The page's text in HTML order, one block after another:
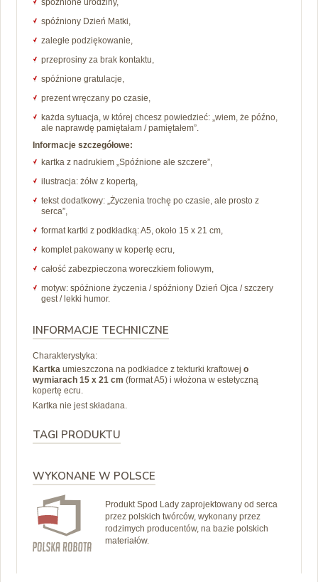
spóźnione urodziny,
spóźniony Dzień Matki,
zaległe podziękowanie,
przeprosiny za brak kontaktu,
spóźnione gratulacje,
prezent wręczany po czasie,
każda sytuacja, w której chcesz powiedzieć: „wiem, że późno,
ale naprawdę pamiętałam / pamiętałem”.
Informacje szczegółowe:
kartka z nadrukiem „Spóźnione ale szczere”,
ilustracja: żółw z kopertą,
tekst dodatkowy: „Życzenia trochę po czasie, ale prosto z
serca”,
format kartki z podkładką: A5, około 15 x 21 cm,
komplet pakowany w kopertę ecru,
całość zabezpieczona woreczkiem foliowym,
motyw: spóźnione życzenia / spóźniony Dzień Ojca / szczery
gest / lekki humor.
INFORMACJE TECHNICZNE
Charakterystyka:
Kartka umieszczona na podkładce z tekturki kraftowej o
wymiarach 15 x 21 cm (format A5) i włożona w estetyczną
kopertę ecru.
Kartka nie jest składana.
TAGI PRODUKTU
WYKONANE W POLSCE
Produkt Spod Lady zaprojektowany od serca
przez polskich twórców, wykonany przez
rodzimych producentów, na bazie polskich
materiałów.